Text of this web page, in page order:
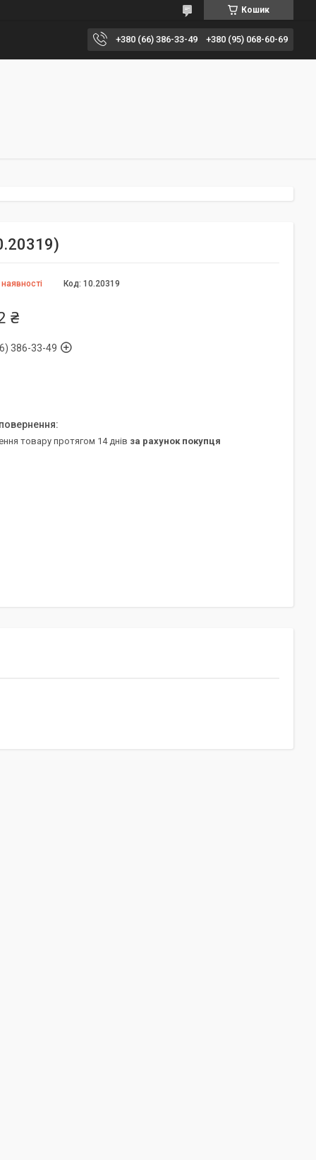
Кошик
+380 (66) 386-33-49 +380 (95) 068-60-69
Код: 10.20319
₴
386-33-49
товару протягом 14 днів за рахунок покупця